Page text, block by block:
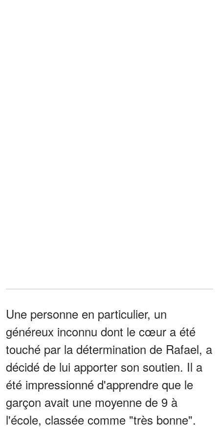
Une personne en particulier, un
généreux inconnu dont le cœur a été
touché par la détermination de Rafael, a
décidé de lui apporter son soutien. Il a
été impressionné d'apprendre que le
garçon avait une moyenne de 9 à
l'école, classée comme "très bonne".